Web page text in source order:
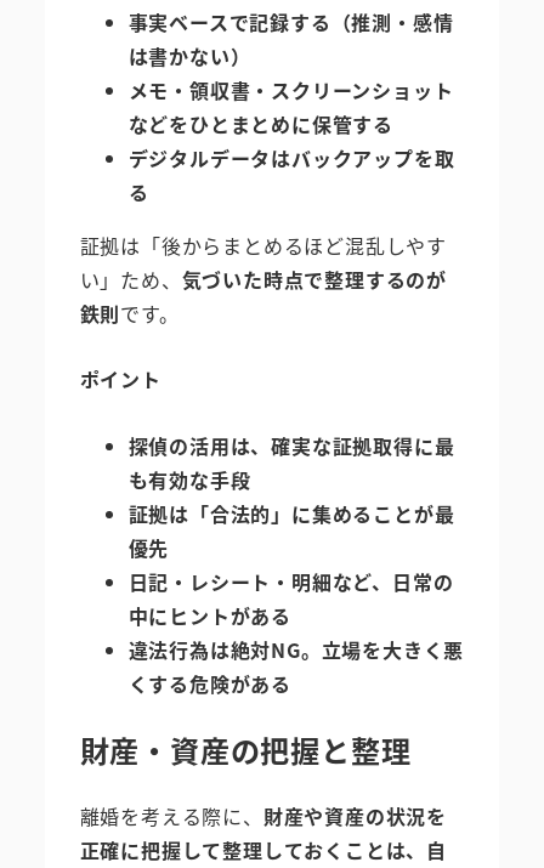
事実ベースで記録する（推測・感情
は書かない）
メモ・領収書・スクリーンショット
などをひとまとめに保管する
デジタルデータはバックアップを取
る
証拠は「後からまとめるほど混乱しやす
い」ため、 気づいた時点で整理するのが
鉄則です。
ポイント
探偵の活用は、確実な証拠取得に最
も有効な手段
証拠は「合法的」に集めることが最
優先
日記・レシート・明細など、日常の
中にヒントがある
違法行為は絶対NG。立場を大きく悪
くする危険がある
財産・資産の把握と整理
離婚を考える際に、 財産や資産の状況を
正確に把握して整理しておくことは、自